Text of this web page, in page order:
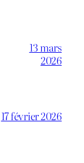
13 mars
2026
17 février 2026